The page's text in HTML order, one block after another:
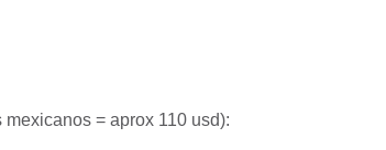
mexicanos = aprox 110 usd):